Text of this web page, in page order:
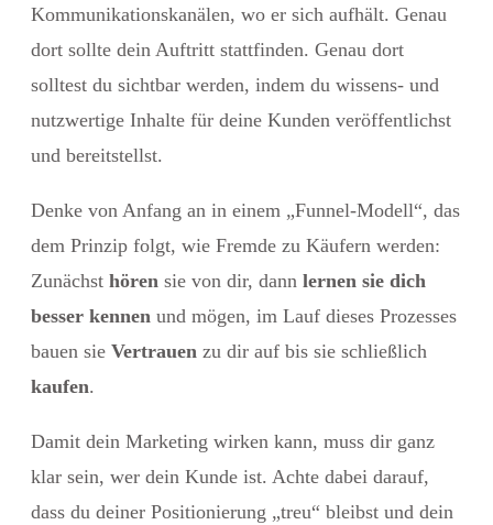
Kommunikationskanälen, wo er sich aufhält. Genau
dort sollte dein Auftritt stattfinden. Genau dort
solltest du sichtbar werden, indem du wissens- und
nutzwertige Inhalte für deine Kunden veröffentlichst
und bereitstellst.
Denke von Anfang an in einem „Funnel-Modell“, das
dem Prinzip folgt, wie Fremde zu Käufern werden:
Zunächst hören sie von dir, dann lernen sie dich
besser kennen und mögen, im Lauf dieses Prozesses
bauen sie Vertrauen zu dir auf bis sie schließlich
kaufen.
Damit dein Marketing wirken kann, muss dir ganz
klar sein, wer dein Kunde ist. Achte dabei darauf,
dass du deiner Positionierung „treu“ bleibst und dein